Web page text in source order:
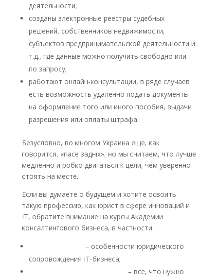
деятельности;
созданы электронные реестры судебных
решений, собственников недвижимости,
субъектов предпринимательской деятельности и
т.д., где данные можно получить свободно или
по запросу;
работают онлайн-консультации, в ряде случаев
есть возможность удаленно подать документы
на оформление того или иного пособия, выдачи
разрешения или оплаты штрафа.
Безусловно, во многом Украина еще, как
говорится, «пасе задніх», но мы считаем, что лучше
медленно и робко двигаться к цели, чем уверенно
стоять на месте.
Если вы думаете о будущем и хотите освоить
такую профессию, как юрист в сфере инноваций и
IT, обратите внимание на курсы Академии
консалтингового бизнеса, в частности:
– особенности юридического
сопровождения IT-бизнеса;
– все, что нужно